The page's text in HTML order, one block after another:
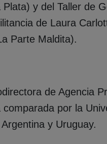
y del Taller de
de Laura
Parte Maldita).
de Agencia
por la
y Uruguay.